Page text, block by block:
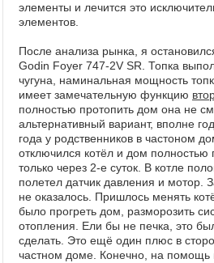
элементы и лечится это
элементов.
После анализа рынка, я
Godin Foyer 747-2V SR. Топка
чугуна, наминальная мощность
имеет замечательную функцию
полностью протопить дом она не
альтернативный вариант, вполне
года у родственников в частоном
отключился котёл и дом полностью
только через 2-е суток. В котле
полетел датчик давления и мотор.
не оказалось. Пришлось менять
было прогреть дом, разморозить
отопления. Ели бы не печка, это
сделать. Это ещё один плюс в
частном доме. Конечно, на помощь